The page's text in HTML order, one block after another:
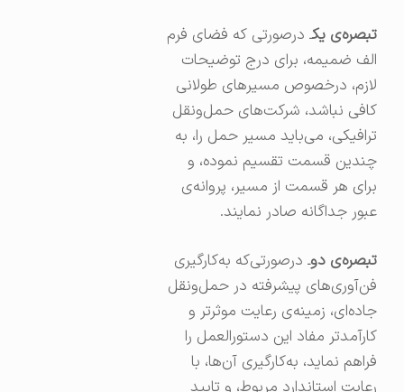
تبصره‌ی یکـ درصورتی که فضای فرم
الف ضمیمه، برای درج توضیحات
لازم، درخصوص مسیرهای طولانی
کافی نباشد، شرکت‌های حمل‌ونقل
ترافیکی، می‌باید مسیر حمل را، به
چندین قسمت تقسیم نموده، و
برای هر قسمت از مسیر، پروانه‌ی
عبور جداگانه صادر نمایند.
تبصره‌ی دوـ درصورتی‌که به‌کارگیری
فن‌آوری‌های پیشرفته در حمل‌ونقل
جاده‌ای، زمینه‌ی رعایت موثرتر و
کارآمدتر مفاد این دستورالعمل را
فراهم نماید، به‌کارگیری آن‌ها، با
رعایت استاندارد مربوط، و تایید